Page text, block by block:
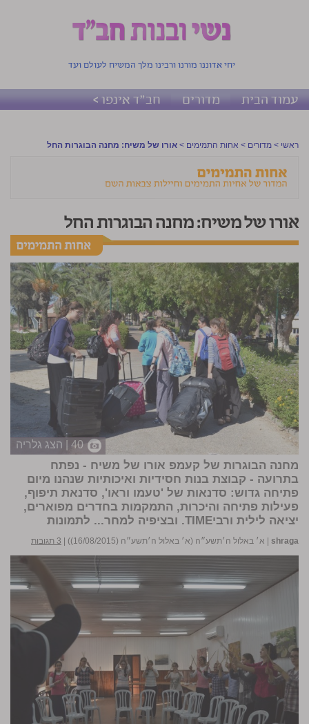
יחי אדוננו מורנו ורבינו מלך המשיח לעולם ועד
עמוד הבית מדורים חב"ד אינפו >
ראשי > מדורים > אחות התמימים > אורו של משיח: מחנה הבוגרות החל
אורו של משיח: מחנה הבוגרות החל
40 | הצג גלריה
מחנה הבוגרות של קעמפ אורו של משיח - נפתח
בתרועה - קבוצת בנות חסידיות ואיכותיות שנהנו מיום
פתיחה גדוש: סדנאות של 'טעמו וראו', סדנאת תיפוף,
פעילות פתיחה והיכרות, התמקמות בחדרים מפוארים,
יציאה לילית ורביTIME. ובציפיה למחר...
לתמונות
shraga א׳ באלול ה׳תשע״ה (א׳ באלול ה׳תשע״ה (16/08/2015)) 3 תגובות